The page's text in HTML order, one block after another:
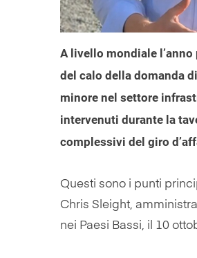
A livello mondiale
del calo della domanda
minore nel settore
intervenuti durante la
complessivi del giro
Questi sono i punti
Chris Sleight,
nei Paesi Bassi, il 10